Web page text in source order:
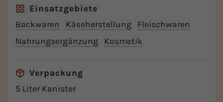
Einsatzgebiete
Backwaren
Käseherstellung
Fleischwaren
Nahrungsergänzung
Kosmetik
Verpackung
5 Liter Kanister